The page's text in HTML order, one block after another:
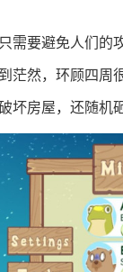
需要避免人们的
茫然，环顾四周
坏房屋，还随机